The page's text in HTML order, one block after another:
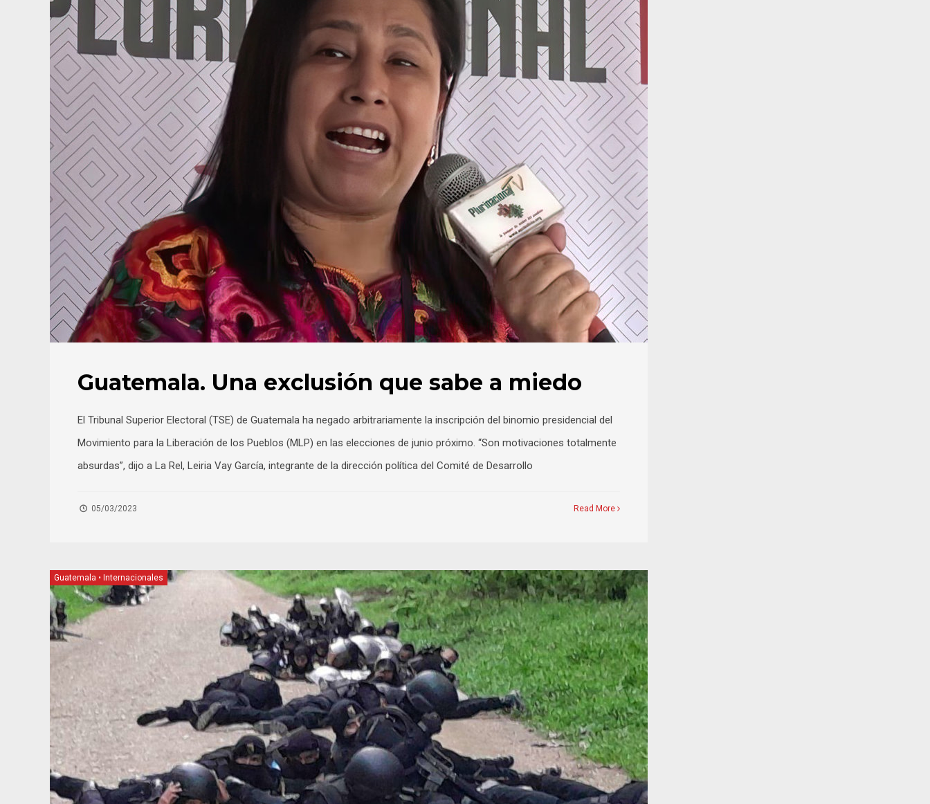
Guatemala. Una exclusión que sabe a miedo
El Tribunal Superior Electoral (TSE) de Guatemala ha negado arbitrariamente la inscripción del binomio presidencial del
Movimiento para la Liberación de los Pueblos (MLP) en las elecciones de junio próximo. “Son motivaciones totalmente
absurdas”, dijo a La Rel, Leiria Vay García, integrante de la dirección política del Comité de Desarrollo
05/03/2023 Read More
Guatemala • Internacionales